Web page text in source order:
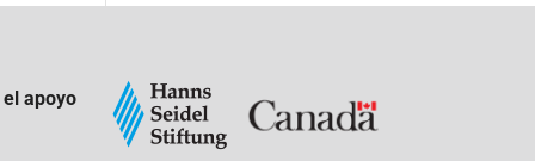
el apoyo